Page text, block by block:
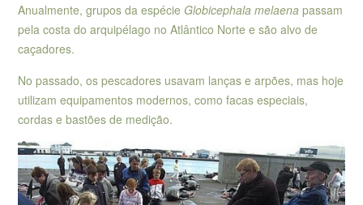
Anualmente, grupos da espécie Globicephala melaena passam
pela costa do arquipélago no Atlântico Norte e são alvo de
caçadores.
No passado, os pescadores usavam lanças e arpões, mas hoje
utilizam equipamentos modernos, como facas especiais,
cordas e bastões de medição.